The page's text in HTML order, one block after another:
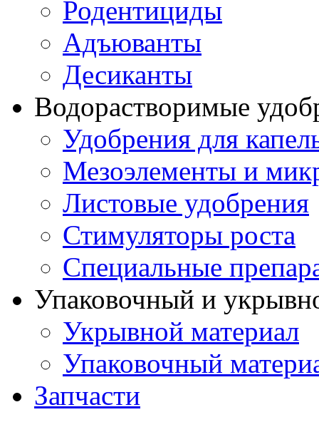
Родентициды
Адъюванты
Десиканты
Водорастворимые
Удобрения для
Мезоэлементы и
Листовые удобрения
Стимуляторы роста
Специальные
Упаковочный и
Укрывной материал
Упаковочный
Запчасти